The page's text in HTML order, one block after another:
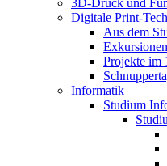
3D-Druck und
Digitale Print-
Aus dem
Exkursionen
Projekte im
Informatik
Studium